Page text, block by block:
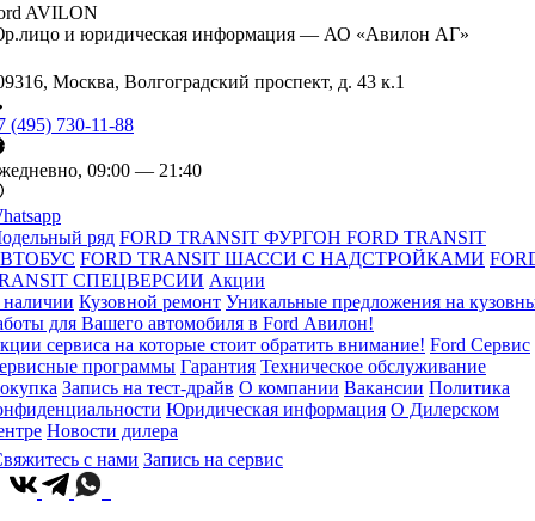
AVILON
и юридическая информация — АО «Авилон АГ»
Москва, Волгоградский проспект, д. 43 к.1
(495) 730-11-88
09:00 — 21:40
ряд FORD TRANSIT ФУРГОН FORD TRANSIT
FORD TRANSIT ШАССИ С НАДСТРОЙКАМИ
СПЕЦВЕРСИИ Акции
Кузовной ремонт Уникальные предложения на
для Вашего автомобиля в Ford Авилон!
сервиса на которые стоит обратить внимание! Ford Сервис
программы Гарантия Техническое обслуживание
Запись на тест-драйв О компании Вакансии Политика
Юридическая информация О Дилерском
Новости дилера
с нами Запись на сервис